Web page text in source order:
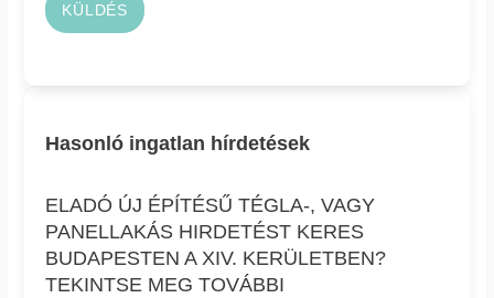
KÜLDÉS
Hasonló ingatlan hírdetések
ELADÓ ÚJ ÉPÍTÉSŰ TÉGLA-, VAGY
PANELLAKÁS HIRDETÉST KERES
BUDAPESTEN A XIV. KERÜLETBEN?
TEKINTSE MEG TOVÁBBI